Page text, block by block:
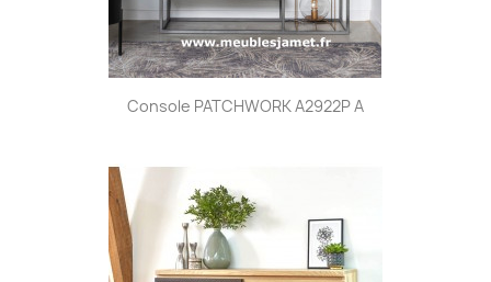
Console PATCHWORK A2922P A